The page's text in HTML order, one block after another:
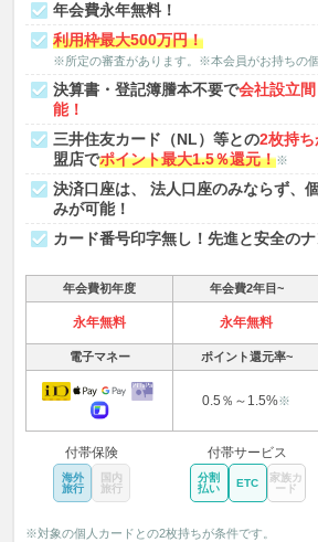
年会費永年無料！
利用枠最大500万円！
※所定の審査があります。※本会員がお持ちの
決算書・登記簿謄本不要で会社設立
能！
三井住友カード（NL）等との2枚持
盟店でポイント最大1.5％還元！※
決済口座は、 法人口座のみならず、
みが可能！
カード番号印字無し！先進と安全のナ
年会費初年度 年会費2年目~
永年無料 永年無料
電子マネー ポイント還元率~
0.5％～1.5%※
付帯保険
海外
旅行
国内
旅行
付帯サービス
分割
払い
ETC
家族カ
ード
※対象の個人カードとの2枚持ちが条件です。